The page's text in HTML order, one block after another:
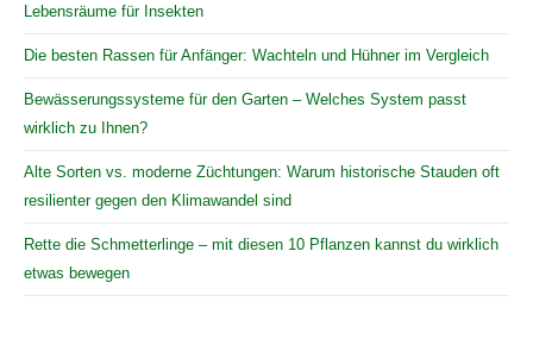
Lebensräume für Insekten
Die besten Rassen für Anfänger: Wachteln und Hühner im Vergleich
Bewässerungssysteme für den Garten – Welches System passt
wirklich zu Ihnen?
Alte Sorten vs. moderne Züchtungen: Warum historische Stauden oft
resilienter gegen den Klimawandel sind
Rette die Schmetterlinge – mit diesen 10 Pflanzen kannst du wirklich
etwas bewegen